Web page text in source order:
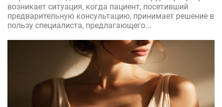
возникает ситуация, когда пациент, посетивший
предварительную консультацию, принимает решение в
пользу специалиста, предлагающего...